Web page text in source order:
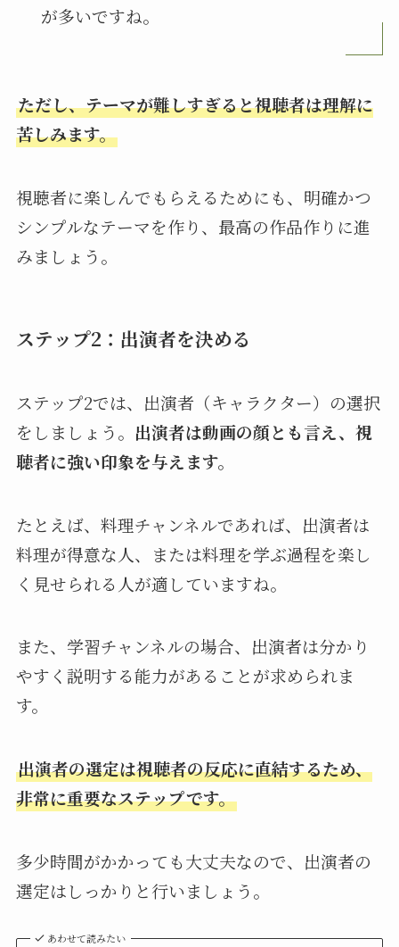
が多いですね。
ただし、テーマが難しすぎると視聴者は理解に
苦しみます。
視聴者に楽しんでもらえるためにも、明確かつ
シンプルなテーマを作り、最高の作品作りに進
みましょう。
ステップ2：出演者を決める
ステップ2では、出演者（キャラクター）の選択
をしましょう。 出演者は動画の顔とも言え、視
聴者に強い印象を与えます。
たとえば、料理チャンネルであれば、出演者は
料理が得意な人、または料理を学ぶ過程を楽し
く見せられる人が適していますね。
また、学習チャンネルの場合、出演者は分かり
やすく説明する能力があることが求められま
す。
出演者の選定は視聴者の反応に直結するため、
非常に重要なステップです。
多少時間がかかっても大丈夫なので、出演者の
選定はしっかりと行いましょう。
あわせて読みたい